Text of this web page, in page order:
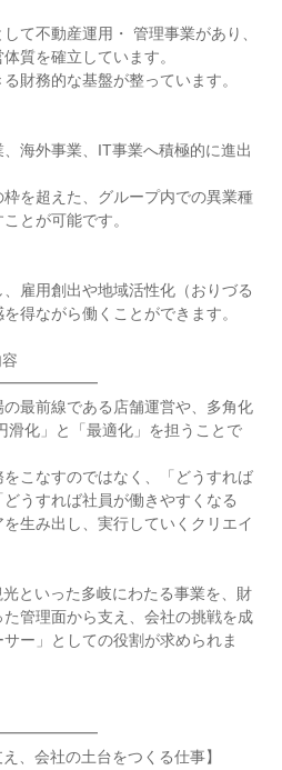
て不動産運用・ 管理事業があり、
質を確立しています。
財務的な基盤が整っています。
、海外事業、IT事業へ積極的に進出
を超えた、グループ内での異業種
とが可能です。
雇用創出や地域活性化（おりづる
得ながら働くことができます。
最前線である店舗運営や、多角化
滑化」と「最適化」を担うことで
こなすのではなく、「どうすれば
うすれば社員が働きやすくなる
生み出し、実行していくクリエイ
といった多岐にわたる事業を、財
管理面から支え、会社の挑戦を成
ー」としての役割が求められま
、会社の土台をつくる仕事】